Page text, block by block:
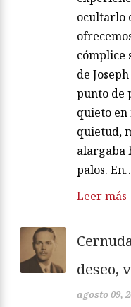
ocultarlo
cómplice
de
punto de
quieto
quietud,
alargaba
palos.
Leer más
deseo,
agosto 09,